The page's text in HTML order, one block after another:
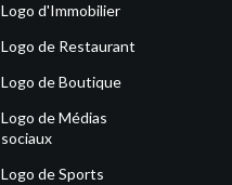
Logo d'Immobilier
Logo de Restaurant
Logo de Boutique
Logo de Médias
sociaux
Logo de Sports